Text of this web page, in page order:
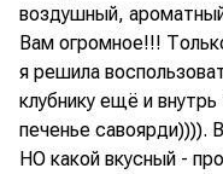
воздушный,
Вам огромное!!!
я решила
клубнику ещё и
печенье
НО какой вкусный -